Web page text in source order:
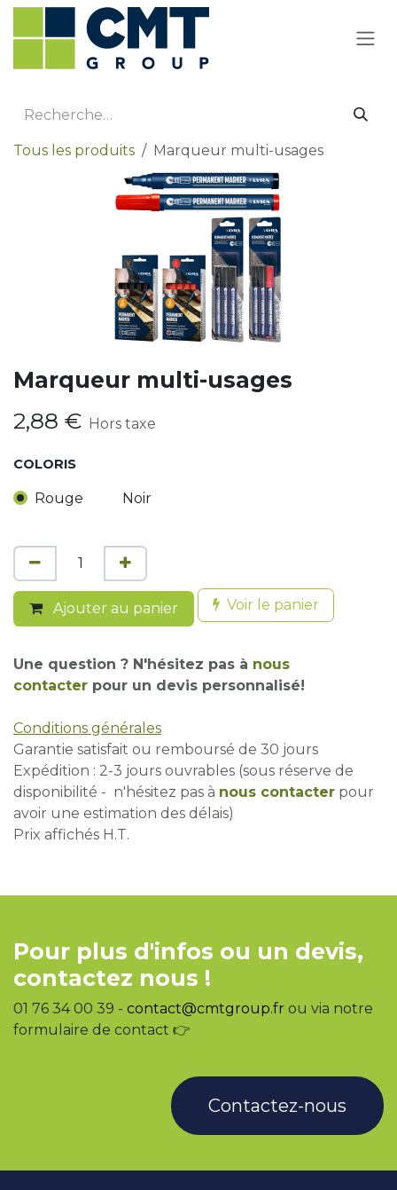
Se rendre au contenu
Tous les produits Marqueur multi-usages
Marqueur multi-usages
2,88 € Hors taxe
COLORIS
Rouge Noir
Ajouter au panier Voir le panier
Une question ? N'hésitez pas à nous
contacter pour un devis personnalisé!
Conditions générales
Garantie satisfait ou remboursé de 30 jours
Expédition : 2-3 jours ouvrables (sous réserve de
disponibilité - n'hésitez pas à nous contacter pour
avoir une estimation des délais)
Prix affichés H.T.
Pour plus d'infos ou un devis,
contactez nous !
01 76 34 00 39 - contact@cmtgroup.fr ou via notre
formulaire de contact 👉
Contactez-nous